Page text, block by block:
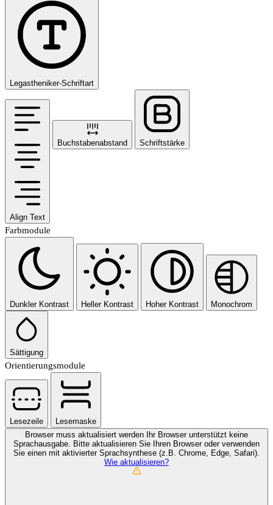
Legastheniker-Schriftart
Align Text
Buchstabenabstand Schriftstärke
Farbmodule
Dunkler Kontrast Heller Kontrast Hoher Kontrast Monochrom
Sättigung
Orientierungsmodule
Lesezeile
Lesemaske
Browser muss aktualisiert werden
Ihr Browser unterstützt keine
Sprachausgabe. Bitte aktualisieren Sie Ihren Browser oder verwenden
Sie einen mit aktivierter Sprachsynthese (z.B. Chrome, Edge, Safari).
Wie aktualisieren?